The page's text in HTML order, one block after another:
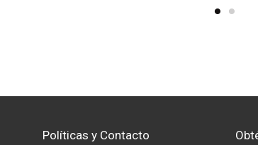
Políticas y Contacto